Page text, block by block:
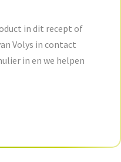
in dit recept of
Volys in contact
in en we helpen